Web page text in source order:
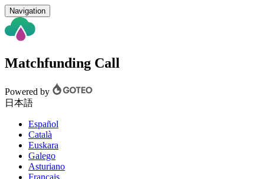
Navigation
Matchfunding Call
Powered by
日本語
Español
Català
Euskara
Galego
Asturiano